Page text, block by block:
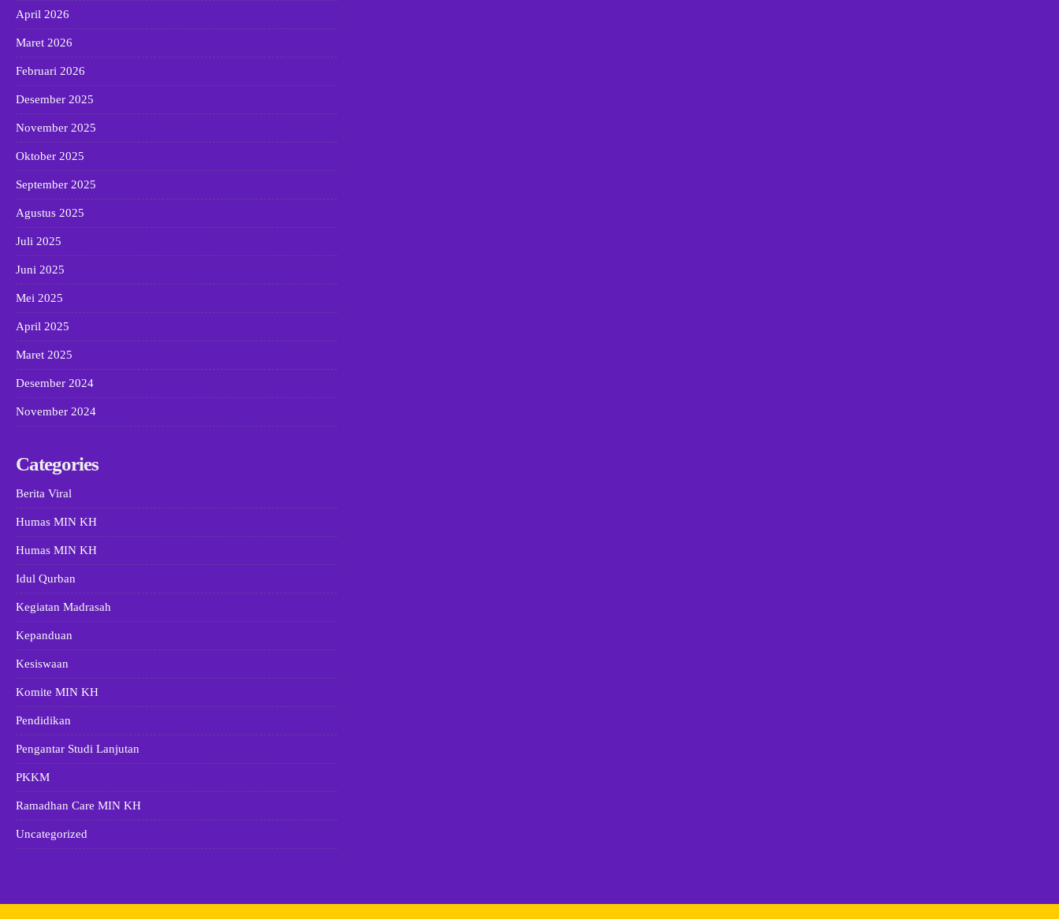
April 2026
Maret 2026
Februari 2026
Desember 2025
November 2025
Oktober 2025
September 2025
Agustus 2025
Juli 2025
Juni 2025
Mei 2025
April 2025
Maret 2025
Desember 2024
November 2024
Categories
Berita Viral
Humas MIN KH
Humas MIN KH
Idul Qurban
Kegiatan Madrasah
Kepanduan
Kesiswaan
Komite MIN KH
Pendidikan
Pengantar Studi Lanjutan
PKKM
Ramadhan Care MIN KH
Uncategorized